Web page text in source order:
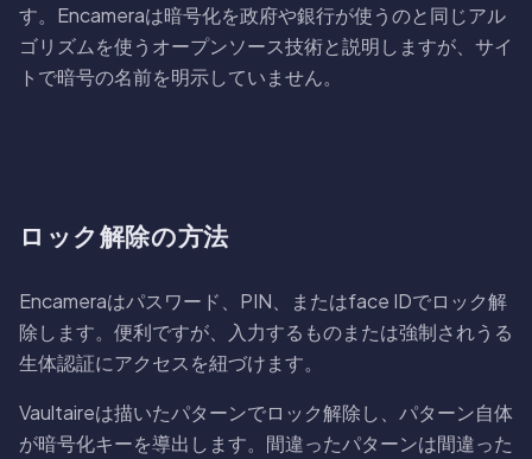
す。Encameraは暗号化を政府や銀行が使うのと同じアル
ゴリズムを使うオープンソース技術と説明しますが、サイ
トで暗号の名前を明示していません。
ロック解除の方法
Encameraはパスワード、PIN、またはface IDでロック解
除します。便利ですが、入力するものまたは強制されうる
生体認証にアクセスを紐づけます。
Vaultaireは描いたパターンでロック解除し、パターン自体
が暗号化キーを導出します。間違ったパターンは間違った